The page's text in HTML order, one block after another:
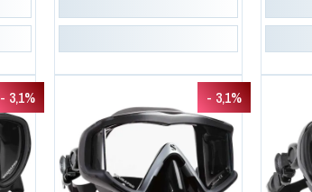
- 3,1% - 3,1%